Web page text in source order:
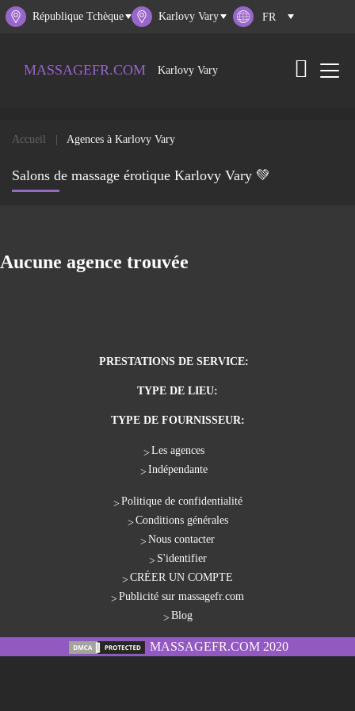
République Tchèque Karlovy Vary
MASSAGEFR.COM Karlovy Vary
Accueil Agences à Karlovy Vary
Salons de massage érotique Karlovy Vary 💚
Aucune agence trouvée
PRESTATIONS DE SERVICE:
TYPE DE LIEU:
TYPE DE FOURNISSEUR:
Les agences
Indépendante
Politique de confidentialité
Conditions générales
Nous contacter
S'identifier
CRÉER UN COMPTE
Publicité sur massagefr.com
Blog
MASSAGEFR.COM 2020